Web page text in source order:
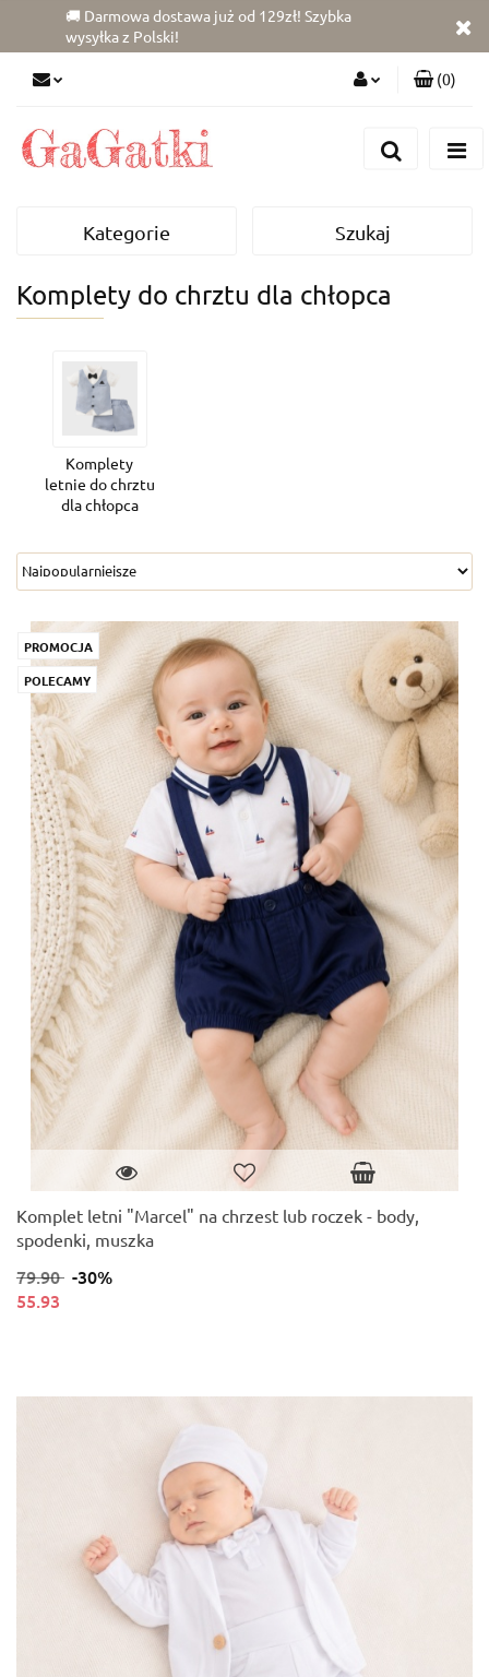
🚚 Darmowa dostawa już od 129zł! Szybka
wysyłka z Polski!
Zgody cookies
(0)
Kategorie Szukaj
Komplety do chrztu dla chłopca
Komplety
letnie do chrztu
dla chłopca
PROMOCJA
POLECAMY
Komplet letni "Marcel" na chrzest lub roczek - body,
spodenki, muszka
79.90 -30%
55.93